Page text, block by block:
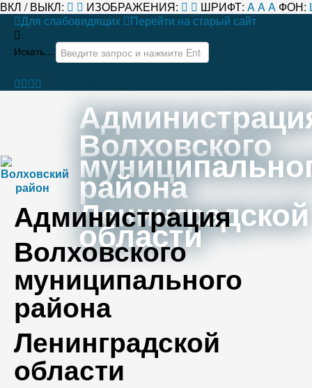
ВКЛ / ВЫКЛ: ИЗОБРАЖЕНИЯ: ШРИФТ: AAA ФОН:
Для слабовидящих
Перейти на старый сайт
Искать...
Волховского
района
Ленинградской
области
Администрация
Волховского
муниципального
района
Ленинградской
области